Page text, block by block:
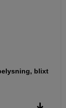
blixt